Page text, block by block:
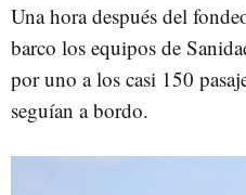
Una hora después del
barco los equipos de
por uno a los casi 150
seguían a bordo.